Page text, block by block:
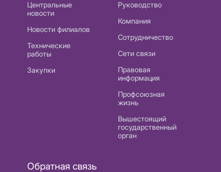
Центральные
новости
Новости филиалов
Технические
работы
Закупки
Руководство
Компания
Сотрудничество
Сети связи
Правовая
информация
Профсоюзная
жизнь
Вышестоящий
государственный
орган
Обратная связь